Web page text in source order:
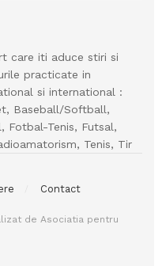
care iti aduce stiri si
practicate in
si international :
Baseball/Softball,
Fotbal-Tenis, Futsal,
Tenis, Tir
Contact
de Asociatia pentru